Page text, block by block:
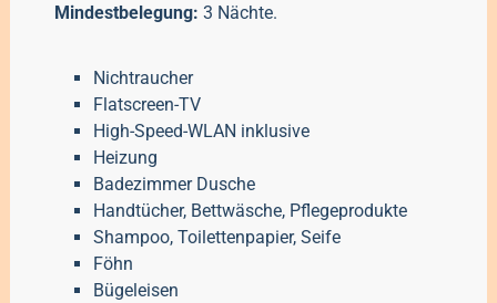
Mindestbelegung: 3 Nächte.
Nichtraucher
Flatscreen-TV
High-Speed-WLAN inklusive
Heizung
Badezimmer Dusche
Handtücher, Bettwäsche, Pflegeprodukte
Shampoo, Toilettenpapier, Seife
Föhn
Bügeleisen